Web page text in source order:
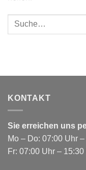
KONTAKT
Sie erreichen uns
Mo – Do: 07:00 Uhr
Fr: 07:00 Uhr – 15:30